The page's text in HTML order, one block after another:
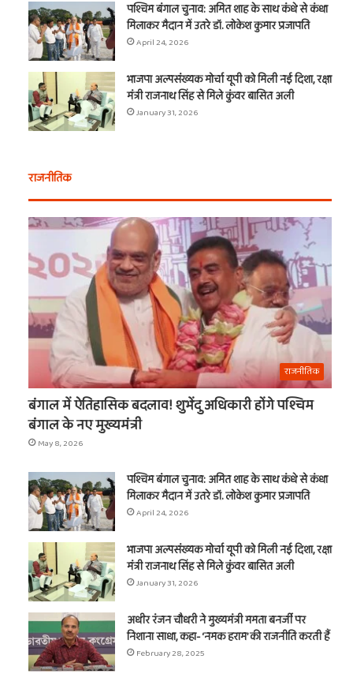
पश्चिम बंगाल चुनाव: अमित शाह के साथ कंधे से कंधा
मिलाकर मैदान में उतरे डॉ. लोकेश कुमार प्रजापति
April 24, 2026
भाजपा अल्पसंख्यक मोर्चा यूपी को मिली नई दिशा, रक्षा
मंत्री राजनाथ सिंह से मिले कुंवर बासित अली
January 31, 2026
राजनीतिक
राजनीतिक
बंगाल में ऐतिहासिक बदलाव! शुभेंदु अधिकारी होंगे पश्चिम
बंगाल के नए मुख्यमंत्री
May 8, 2026
पश्चिम बंगाल चुनाव: अमित शाह के साथ कंधे से कंधा
मिलाकर मैदान में उतरे डॉ. लोकेश कुमार प्रजापति
April 24, 2026
भाजपा अल्पसंख्यक मोर्चा यूपी को मिली नई दिशा, रक्षा
मंत्री राजनाथ सिंह से मिले कुंवर बासित अली
January 31, 2026
अधीर रंजन चौधरी ने मुख्यमंत्री ममता बनर्जी पर
निशाना साधा, कहा- ‘नमक हराम’ की राजनीति करती हैं
February 28, 2025